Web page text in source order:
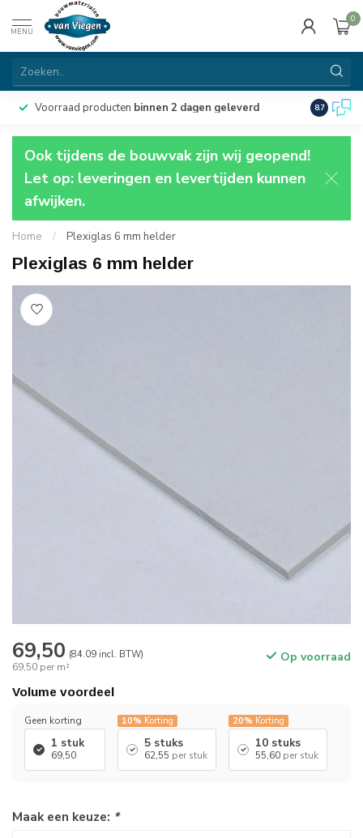
MENU
0
Voorraad producten binnen 2 dagen geleverd 8.7
Ook tijdens de bouwvak zijn wij geopend!
Let op: leveringen en levertijden kunnen
afwijken.
Home / Plexiglas 6 mm helder
Plexiglas 6 mm helder
69,50 (84.09 incl. BTW)
69,50 per m²
Op voorraad
Volume voordeel
Geen korting
1 stuk
69,50
10% Korting
5 stuks
62,55 per stuk
20% Korting
10 stuks
55,60 per stuk
Maak een keuze: *